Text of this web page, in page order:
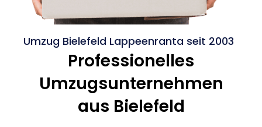
Umzug Bielefeld Lappeenranta seit 2003
Professionelles
Umzugsunternehmen
aus Bielefeld